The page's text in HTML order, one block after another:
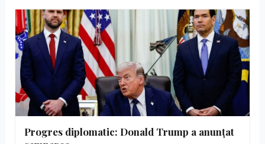
Progres diplomatic: Donald Trump a anunțat